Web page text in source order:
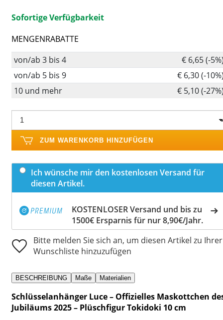
Sofortige Verfügbarkeit
MENGENRABATTE
von/ab 3 bis 4
€ 6,65 (-
von/ab 5 bis 9
€ 6,30 (-
10 und mehr
€ 5,10 (-
ZUM WARENKORB HINZUFÜGEN
Ich wünsche mir den kostenlosen Versand für
diesen Artikel.
KOSTENLOSER Versand und bis zu
1500€ Ersparnis für nur 8,90€/Jahr.
Bitte melden Sie sich an, um diesen Artikel zu Ihrer
Wunschliste hinzuzufügen
BESCHREIBUNG Maße Materialien
Schlüsselanhänger Luce – Offizielles Maskottchen
Jubiläums 2025 – Plüschfigur Tokidoki 10 cm